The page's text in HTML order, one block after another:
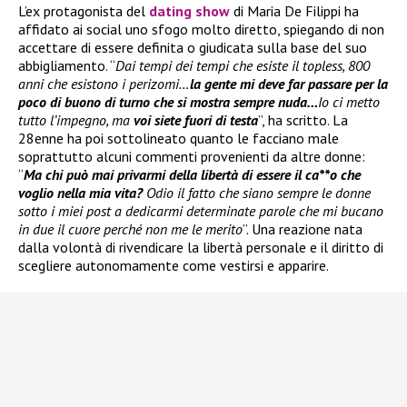
L’ex protagonista del dating show di Maria De Filippi ha
affidato ai social uno sfogo molto diretto, spiegando di non
accettare di essere definita o giudicata sulla base del suo
abbigliamento. “Dai tempi dei tempi che esiste il topless, 800
anni che esistono i perizomi…la gente mi deve far passare per la
poco di buono di turno che si mostra sempre nuda…Io ci metto
tutto l’impegno, ma voi siete fuori di testa”, ha scritto. La
28enne ha poi sottolineato quanto le facciano male
soprattutto alcuni commenti provenienti da altre donne:
“Ma chi può mai privarmi della libertà di essere il ca**o che
voglio nella mia vita? Odio il fatto che siano sempre le donne
sotto i miei post a dedicarmi determinate parole che mi bucano
in due il cuore perché non me le merito”. Una reazione nata
dalla volontà di rivendicare la libertà personale e il diritto di
scegliere autonomamente come vestirsi e apparire.